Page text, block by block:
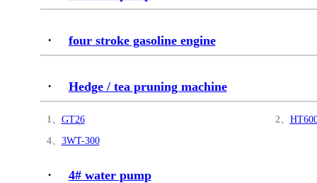
· four stroke gasoline engine
· Hedge / tea pruning machine
1、 GT26 2、
4、 3WT-300
· 4# water pump